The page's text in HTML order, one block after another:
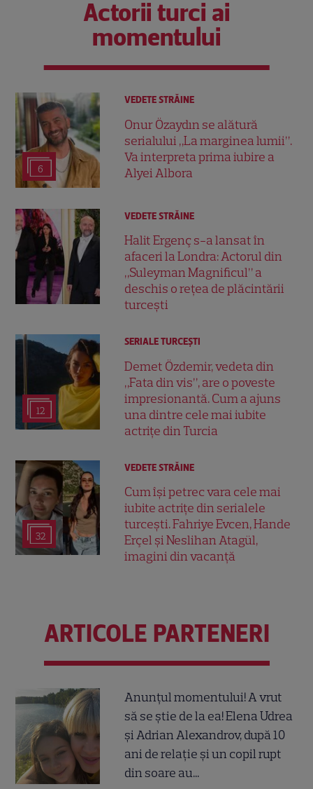
Actorii turci ai
momentului
6
VEDETE STRĂINE
Onur Özaydın se alătură
serialului „La marginea lumii”.
Va interpreta prima iubire a
Alyei Albora
VEDETE STRĂINE
Halit Ergenç s-a lansat în
afaceri la Londra: Actorul din
„Suleyman Magnificul” a
deschis o rețea de plăcintării
turcești
12
SERIALE TURCEŞTI
Demet Özdemir, vedeta din
„Fata din vis”, are o poveste
impresionantă. Cum a ajuns
una dintre cele mai iubite
actrițe din Turcia
32
VEDETE STRĂINE
Cum își petrec vara cele mai
iubite actrițe din serialele
turcești. Fahriye Evcen, Hande
Erçel și Neslihan Atagül,
imagini din vacanță
ARTICOLE PARTENERI
Anunțul momentului! A vrut
să se știe de la ea! Elena Udrea
și Adrian Alexandrov, după 10
ani de relație și un copil rupt
din soare au...